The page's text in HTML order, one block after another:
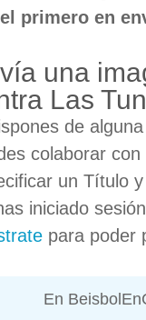
el primero en
una
Las
de
colaborar
un Título
iniciado
para poder
En